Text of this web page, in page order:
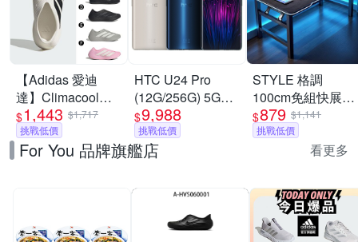
【Adidas 愛迪
達】Climacool科
技 PURECHILL 套
穿式設計 運動拖鞋
休閒鞋 運動鞋 男
$1,443 $1,717
挑戰低價
HTC U24 Pro
(12G/256G) 5G
6.8吋智慧型手機
$9,988
挑戰低價
STYLE 格調
100cm免組快展
Inferno-X 戰影電
競桌/折疊桌/電腦
桌/書桌/辦公桌/學
$879 $1,141
挑戰低價
For You 品牌旗艦店 看更多